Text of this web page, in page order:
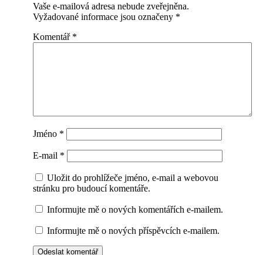
Vaše e-mailová adresa nebude zveřejněna.
Vyžadované informace jsou označeny *
Komentář *
Jméno *
E-mail *
Uložit do prohlížeče jméno, e-mail a webovou
stránku pro budoucí komentáře.
Informujte mě o nových komentářích e-mailem.
Informujte mě o nových příspěvcích e-mailem.